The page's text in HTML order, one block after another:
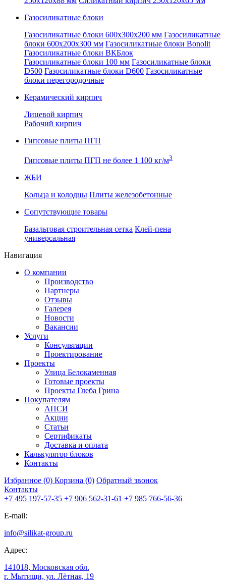
Газосиликатные блоки
Газосиликатные блоки 600x300x200 мм Газосиликатные
блоки 600x200x300 мм Газосиликатные блоки Bonolit
Газосиликатные блоки ВКБлок
Газосиликатные блоки 100 мм Газосиликатные блоки
D500 Газосиликатные блоки D600 Газосиликатные
блоки перегородочные
Керамический кирпич
Лицевой кирпич
Рабочий кирпич
Гипсовые плиты ПГП
Гипсовые плиты ПГП не более 1 100 кг/м3
ЖБИ
Кольца и колодцы Плиты железобетонные
Сопутствующие товары
Базальтовая строительная сетка Клей-пена
универсальная
Навигация
О компании
Производство
Партнеры
Отзывы
Галерея
Новости
Вакансии
Услуги
Консультации
Проектирование
Проекты
Улица Белокаменная
Готовые проекты
Проекты Глеба Грина
Покупателям
АПСИ
Акции
Статьи
Сертификаты
Доставка и оплата
Калькулятор блоков
Контакты
Избранное (0) Корзина (0) Обратный звонок
Контакты
+7 495 197-57-35 +7 906 562-31-61 +7 985 766-56-36
E-mail:
info@silikat-group.ru
Адрес:
141018, Московская обл.
г. Мытищи, ул. Лётная, 19